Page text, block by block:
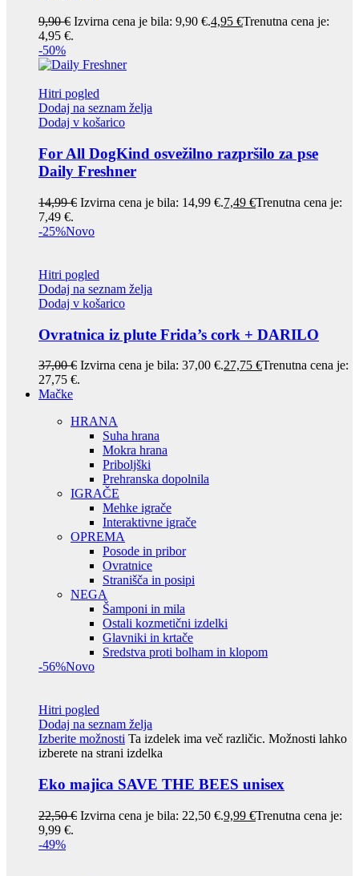
9,90€ Izvirna cena je bila: 9,90 €.4,95 €Trenutna cena je:
4,95 €.
-50%
Hitri pogled
Dodaj na seznam želja
Dodaj v košarico
For All DogKind osvežilno razpršilo za pse
Daily Freshner
14,99€ Izvirna cena je bila: 14,99 €.7,49 €Trenutna cena je:
7,49 €.
-25%Novo
Hitri pogled
Dodaj na seznam želja
Dodaj v košarico
Ovratnica iz plute Frida’s cork + DARILO
37,00€ Izvirna cena je bila: 37,00 €.27,75 €Trenutna cena je:
27,75 €.
Mačke
HRANA
Suha hrana
Mokra hrana
Priboljški
Prehranska dopolnila
IGRAČE
Mehke igrače
Interaktivne igrače
OPREMA
Posode in pribor
Ovratnice
Stranišča in posipi
NEGA
Šamponi in mila
Ostali kozmetični izdelki
Glavniki in krtače
Sredstva proti bolham in klopom
-56%Novo
Hitri pogled
Dodaj na seznam želja
Izberite možnosti Ta izdelek ima več različic. Možnosti lahko
izberete na strani izdelka
Eko majica SAVE THE BEES unisex
22,50€ Izvirna cena je bila: 22,50 €.9,99 €Trenutna cena je:
9,99 €.
-49%